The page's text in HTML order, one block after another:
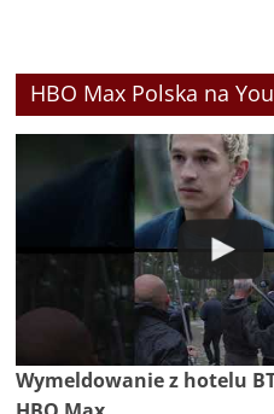
HBO Max Polska na
Wymeldowanie z hotelu